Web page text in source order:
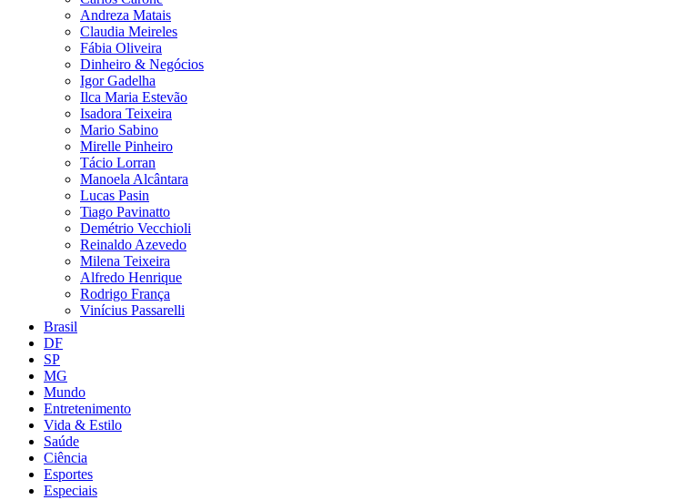
Andreza Matais
Claudia Meireles
Fábia Oliveira
Dinheiro & Negócios
Igor Gadelha
Ilca Maria Estevão
Isadora Teixeira
Mario Sabino
Mirelle Pinheiro
Tácio Lorran
Manoela Alcântara
Lucas Pasin
Tiago Pavinatto
Demétrio Vecchioli
Reinaldo Azevedo
Milena Teixeira
Alfredo Henrique
Rodrigo França
Vinícius Passarelli
Brasil
DF
SP
MG
Mundo
Entretenimento
Vida & Estilo
Saúde
Ciência
Esportes
Especiais